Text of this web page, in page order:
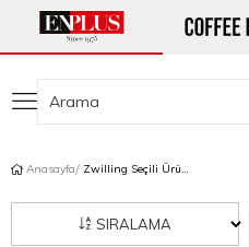
Anasayfa Zwilling Seçili Ürünlerde 2 Al 1 Öde
SIRALAMA